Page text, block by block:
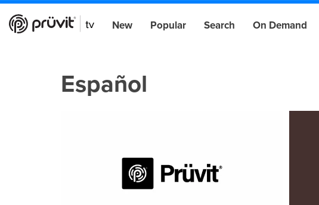
New Popular Search On Demand
Español